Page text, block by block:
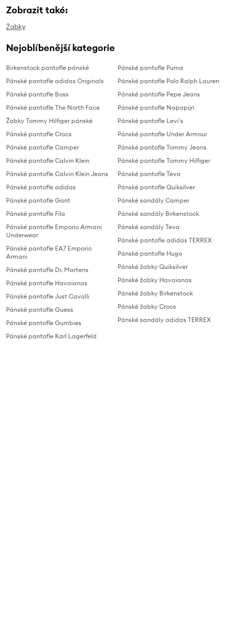
Zobrazit také:
Žabky
Nejoblíbenější kategorie
Birkenstock pantofle pánské
Pánské pantofle adidas Originals
Pánské pantofle Boss
Pánské pantofle The North Face
Žabky Tommy Hilfiger pánské
Pánské pantofle Crocs
Pánské pantofle Camper
Pánské pantofle Calvin Klein
Pánské pantofle Calvin Klein Jeans
Pánské pantofle adidas
Pánské pantofle Gant
Pánské pantofle Fila
Pánské pantofle Emporio Armani
Underwear
Pánské pantofle EA7 Emporio
Armani
Pánské pantofle Dr. Martens
Pánské pantofle Havaianas
Pánské pantofle Just Cavalli
Pánské pantofle Guess
Pánské pantofle Gumbies
Pánské pantofle Karl Lagerfeld
Pánské pantofle Puma
Pánské pantofle Polo Ralph Lauren
Pánské pantofle Pepe Jeans
Pánské pantofle Napapijri
Pánské pantofle Levi's
Pánské pantofle Under Armour
Pánské pantofle Tommy Jeans
Pánské pantofle Tommy Hilfiger
Pánské pantofle Teva
Pánské pantofle Quiksilver
Pánské sandály Camper
Pánské sandály Birkenstock
Pánské sandály Teva
Pánské pantofle adidas TERREX
Pánské pantofle Hugo
Pánské žabky Quiksilver
Pánské žabky Havaianas
Pánské žabky Birkenstock
Pánské žabky Crocs
Pánské sandály adidas TERREX